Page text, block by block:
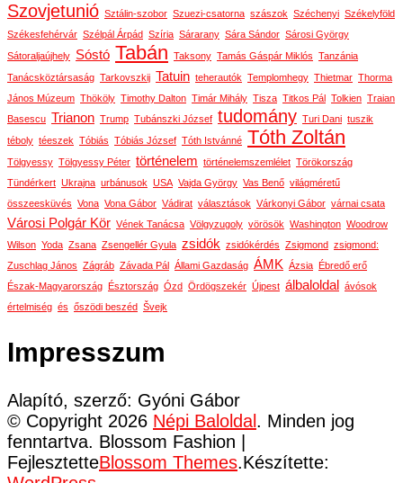
Szovjetunió Sztálin-szobor Szuezi-csatorna szászok Széchenyi Székelyföld
Székesfehérvár Szélpál Árpád Szíria Sárarany Sára Sándor Sárosi György
Sátoraljaújhely Sóstó Tabán Taksony Tamás Gáspár Miklós Tanzánia
Tanácsköztársaság Tarkovszkij Tatuin teherautók Templomhegy Thietmar Thorma
János Múzeum Thököly Timothy Dalton Timár Mihály Tisza Titkos Pál Tolkien Traian
Basescu Trianon Trump Tubánszki József tudomány Turi Dani tuszik
téboly téeszek Tóbiás Tóbiás József Tóth Istvánné Tóth Zoltán
Tölgyessy Tölgyessy Péter történelem történelemszemlélet Törökország
Tündérkert Ukrajna urbánusok USA Vajda György Vas Benő világméretű
összeesküvés Vona Vona Gábor Vádirat választások Várkonyi Gábor várnai csata
Városi Polgár Kör Vének Tanácsa Völgyzugoly vörösök Washington Woodrow
Wilson Yoda Zsana Zsengellér Gyula zsidók zsidókérdés Zsigmond zsigmond:
Zuschlag János Zágráb Závada Pál Állami Gazdaság ÁMK Ázsia Ébredő erő
Észak-Magyarország Észtország Ózd Ördögszekér Újpest álbaloldal
ávósok
értelmiség és őszödi beszéd Švejk
Impresszum
Alapító, szerző: Gyóni Gábor
© Copyright 2026 Népi Baloldal . Minden jog
fenntartva. Blossom Fashion |
FejlesztetteBlossom Themes.Készítette: